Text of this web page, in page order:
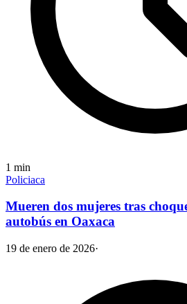
1 min
Policiaca
Mueren dos mujeres tras
autobús en Oaxaca
19 de enero de 2026·